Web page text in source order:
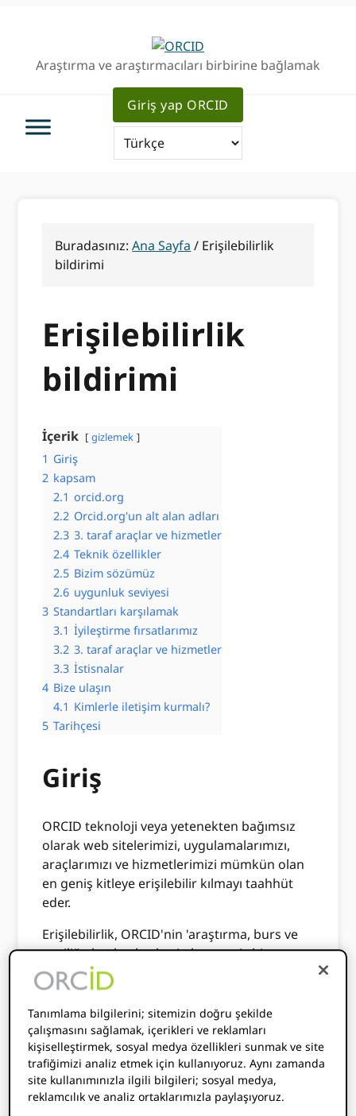
Araştırma ve araştırmacıları birbirine bağlamak
Giriş yap ORCID
Buradasınız:Ana Sayfa / Erişilebilirlik
bildirimi
Erişilebilirlik
bildirimi
İçerik gizlemek
1 Giriş
2 kapsam
2.1 orcid.org
2.2 Orcid.org'un alt alan adları
2.3 3. taraf araçlar ve hizmetler
2.4 Teknik özellikler
2.5 Bizim sözümüz
2.6 uygunluk seviyesi
3 Standartları karşılamak
3.1 İyileştirme fırsatlarımız
3.2 3. taraf araçlar ve hizmetler
3.3 İstisnalar
4 Bize ulaşın
4.1 Kimlerle iletişim kurmalı?
5 Tarihçesi
Giriş
ORCID teknoloji veya yetenekten bağımsız
olarak web sitelerimizi, uygulamalarımızı,
araçlarımızı ve hizmetlerimizi mümkün olan
en geniş kitleye erişilebilir kılmayı taahhüt
eder.
Erişilebilirlik, ORCID'nin 'araştırma, burs ve
yeniliğe katılan herkesin benzersiz bir
şekilde tanımlandığı ve disiplinler, sınırlar ve
zaman ötesindeki katkılarıyla bağlantılı
olduğu bir dünya' vizyonu. Biri
ORCIDdeğerleridışlamayanve her üyenin
ORCID topluluk hoş karşılandığını, saygı
duyulduğunu ve onurlu davranıldığını
hisseder.
Tanımlama bilgilerini; sitemizin doğru şekilde
çalışmasını sağlamak, içerikleri ve reklamları
kişiselleştirmek, sosyal medya özellikleri sunmak ve site
trafiğimizi analiz etmek için kullanıyoruz. Aynı zamanda
site kullanımınızla ilgili bilgileri; sosyal medya,
reklamcılık ve analiz ortaklarımızla paylaşıyoruz.